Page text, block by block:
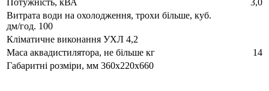
Витрата води на охолодження, трохи більше, куб.
дм/год. 100
Кліматичне виконання УХЛ 4,2
Маса аквадистилятора, не більше кг
14
Габаритні розміри, мм 360x220x660